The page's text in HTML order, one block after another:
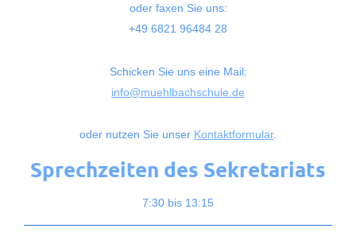
oder faxen Sie uns:
+49 6821 96484 28
Schicken Sie uns eine Mail:
info@muehlbachschule.de
oder nutzen Sie unser Kontaktformular.
Sprechzeiten des Sekretariats
7:30 bis 13:15